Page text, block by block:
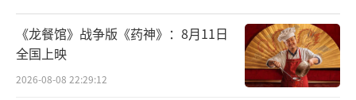
《龙餐馆》战争版《药神》：8月11日
全国上映
2026-08-08 22:29:12